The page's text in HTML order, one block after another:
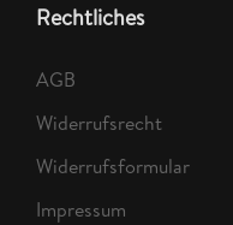
Rechtliches
AGB
Widerrufsrecht
Widerrufsformular
Impressum